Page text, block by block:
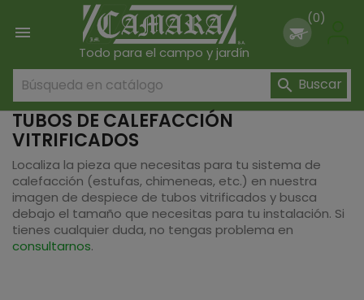

Todo para el campo y jardín
(0)
 Buscar
TUBOS DE CALEFACCIÓN
VITRIFICADOS
Localiza la pieza que necesitas para tu sistema de
calefacción (estufas, chimeneas, etc.) en nuestra
imagen de despiece de tubos vitrificados y busca
debajo el tamaño que necesitas para tu instalación. Si
tienes cualquier duda, no tengas problema en
consultarnos.